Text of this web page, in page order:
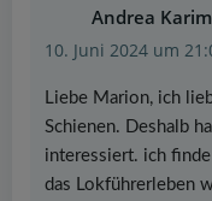
Andrea
10. Juni 2024 um
Liebe Marion, ich
Schienen. Deshalb
interessiert. ich
das Lokführerleben